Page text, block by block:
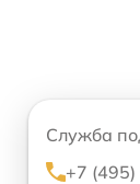
Служба
+7